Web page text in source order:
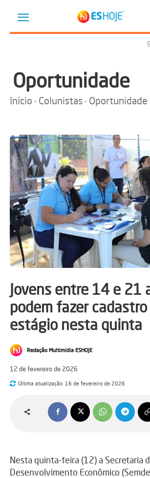
Oportunidade
Início Colunistas Oportunidade
Jovens entre 14 e 21
podem fazer
estágio nesta quinta
Redação Multimídia ESHOJE
12 de fevereiro de 2026
Última atualização: 16 de fevereiro de 2026
Nesta quinta-feira (12) a Secretaria
Desenvolvimento Econômico